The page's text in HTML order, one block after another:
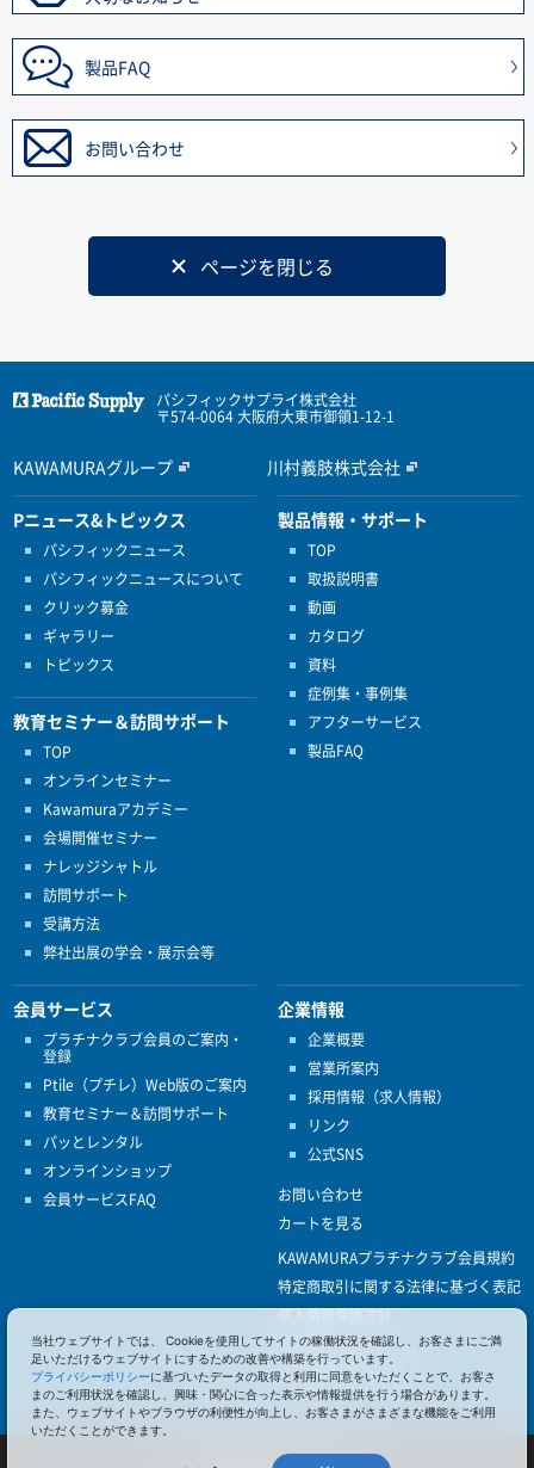
製品FAQ
お問い合わせ
ページを閉じる
パシフィックサプライ株式会社
〒574-0064 大阪府大東市御領1-12-1
KAWAMURAグループ 川村義肢株式会社
Pニュース&トピックス
パシフィックニュース
パシフィックニュースについて
クリック募金
ギャラリー
トピックス
教育セミナー＆訪問サポート
TOP
オンラインセミナー
Kawamuraアカデミー
会場開催セミナー
ナレッジシャトル
訪問サポート
受講方法
弊社出展の学会・展示会等
製品情報・サポート
TOP
取扱説明書
動画
カタログ
資料
症例集・事例集
アフターサービス
製品FAQ
会員サービス
プラチナクラブ会員のご案内・
登録
Ptile（プチレ）Web版のご案内
教育セミナー＆訪問サポート
パッとレンタル
オンラインショップ
会員サービスFAQ
企業情報
企業概要
営業所案内
採用情報（求人情報）
リンク
公式SNS
お問い合わせ
カートを見る
KAWAMURAプラチナクラブ会員規約
特定商取引に関する法律に基づく表記
個人情報保護方針
ISO9001
健康経営優良法人認定
© 2017 Pacific Supply Co.,Ltd.
当社ウェブサイトでは、 Cookieを使用してサイトの稼働状況を確認し、お客さまにご満
足いただけるウェブサイトにするための改善や構築を行っています。
プライバシーポリシーに基づいたデータの取得と利用に同意をいただくことで、お客さ
まのご利用状況を確認し、興味・関心に合った表示や情報提供を行う場合があります。
また、ウェブサイトやブラウザの利便性が向上し、お客さまがさまざまな機能をご利用
いただくことができます。